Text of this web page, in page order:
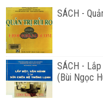
SÁCH -
SÁCH -
(Bùi Ngọc